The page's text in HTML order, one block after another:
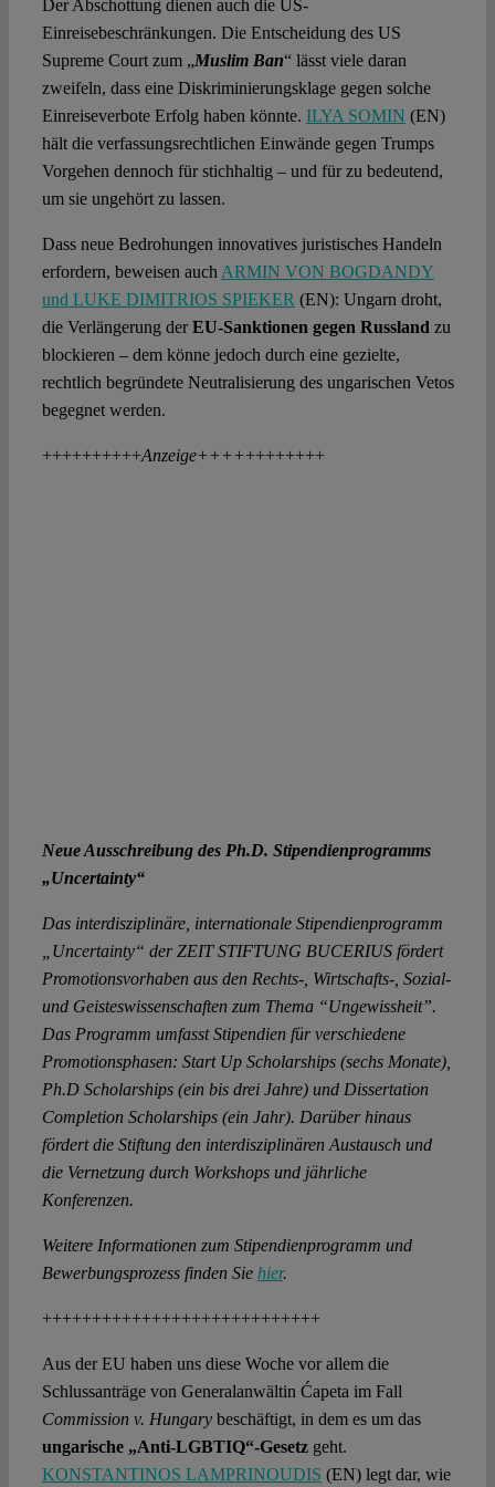
Der Abschottung dienen auch die US-
Einreisebeschränkungen. Die Entscheidung des US
Supreme Court zum „Muslim Ban“ lässt viele daran
zweifeln, dass eine Diskriminierungsklage gegen solche
Einreiseverbote Erfolg haben könnte. ILYA SOMIN (EN)
hält die verfassungsrechtlichen Einwände gegen Trumps
Vorgehen dennoch für stichhaltig – und für zu bedeutend,
um sie ungehört zu lassen.
Dass neue Bedrohungen innovatives juristisches Handeln
erfordern, beweisen auch ARMIN VON BOGDANDY
und LUKE DIMITRIOS SPIEKER (EN): Ungarn droht,
die Verlängerung derEU-Sanktionen gegen Russland zu
blockieren – dem könne jedoch durch eine gezielte,
rechtlich begründete Neutralisierung des ungarischen Vetos
begegnet werden.
++++++++++Anzeige++++++++++++
Neue Ausschreibung des Ph.D. Stipendienprogramms
„Uncertainty“
Das interdisziplinäre, internationale Stipendienprogramm
„Uncertainty“ der ZEIT STIFTUNG BUCERIUS fördert
Promotionsvorhaben aus den Rechts-, Wirtschafts-, Sozial-
und Geisteswissenschaften zum Thema “Ungewissheit”.
Das Programm umfasst Stipendien für verschiedene
Promotionsphasen: Start Up Scholarships (sechs Monate),
Ph.D Scholarships (ein bis drei Jahre) und Dissertation
Completion Scholarships (ein Jahr). Darüber hinaus
fördert die Stiftung den interdisziplinären Austausch und
die Vernetzung durch Workshops und jährliche
Konferenzen.
Weitere Informationen zum Stipendienprogramm und
Bewerbungsprozess finden Sie hier.
++++++++++++++++++++++++++++
Aus der EU haben uns diese Woche vor allem die
Schlussanträge von Generalanwältin Ćapeta im Fall
Commission v. Hungarybeschäftigt, in dem es um das
ungarische „Anti-LGBTIQ“-Gesetzgeht.
KONSTANTINOS LAMPRINOUDIS (EN) legt dar, wie